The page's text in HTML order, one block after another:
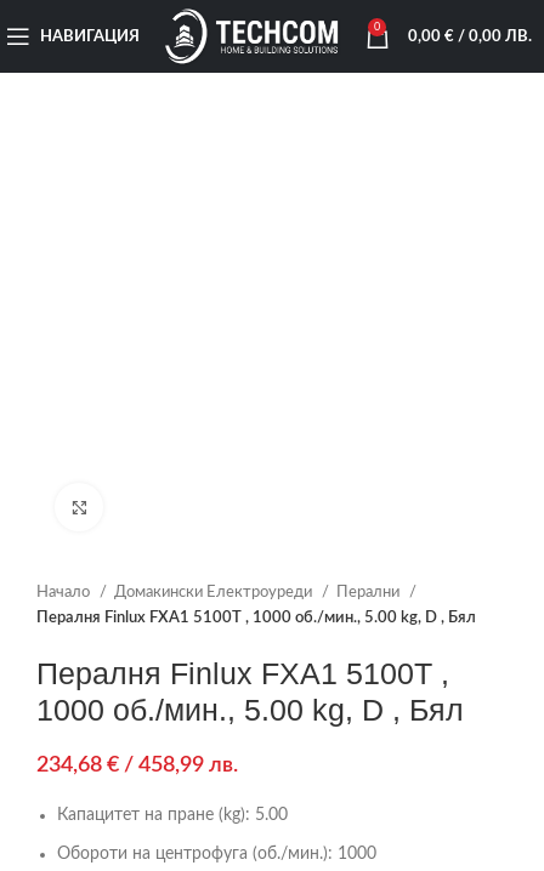
НАВИГАЦИЯ
0
0,00 €/ 0,00 ЛВ.
Начало Домакински Електроуреди
Перални
Пералня Finlux FXA1 5100T , 1000 об./мин., 5.00 kg, D , Бял
Пералня Finlux FXA1 5100T ,
1000 об./мин., 5.00 kg, D , Бял
234,68 € / 458,99 лв.
Капацитет на пране (kg): 5.00
Обороти на центрофуга (об./мин.): 1000